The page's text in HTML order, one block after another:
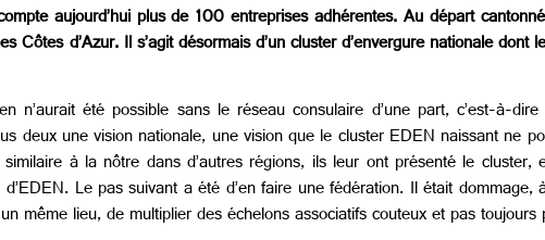
aujourd’hui plus de 100 entreprises adhérentes. Au départ
Côtes d’Azur. Il s’agit désormais d’un cluster d’envergure nationale
n’aurait été possible sans le réseau consulaire d’une part, c’est-à-
deux une vision nationale, une vision que le cluster EDEN naissant ne
à la nôtre dans d’autres régions, ils leur ont présenté le
Le pas suivant a été d’en faire une fédération. Il était
même lieu, de multiplier des échelons associatifs couteux et pas toujours